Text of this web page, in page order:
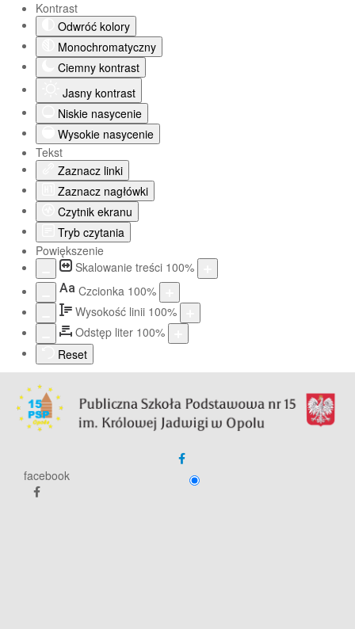
Kontrast
Odwróć kolory
Monochromatyczny
Ciemny kontrast
Jasny kontrast
Niskie nasycenie
Wysokie nasycenie
Tekst
Zaznacz linki
Zaznacz nagłówki
Czytnik ekranu
Tryb czytania
Powiększenie
Skalowanie treści 100%
Aa Czcionka 100%
Wysokość linii 100%
Odstęp liter 100%
Reset
facebook